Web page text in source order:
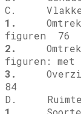
C. Vlakke
1.
Omtrek
figuren 76
2.
Omtrek
figuren: met
3.
84
D.